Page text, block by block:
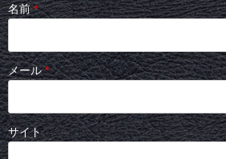
名前*
メール*
サイト